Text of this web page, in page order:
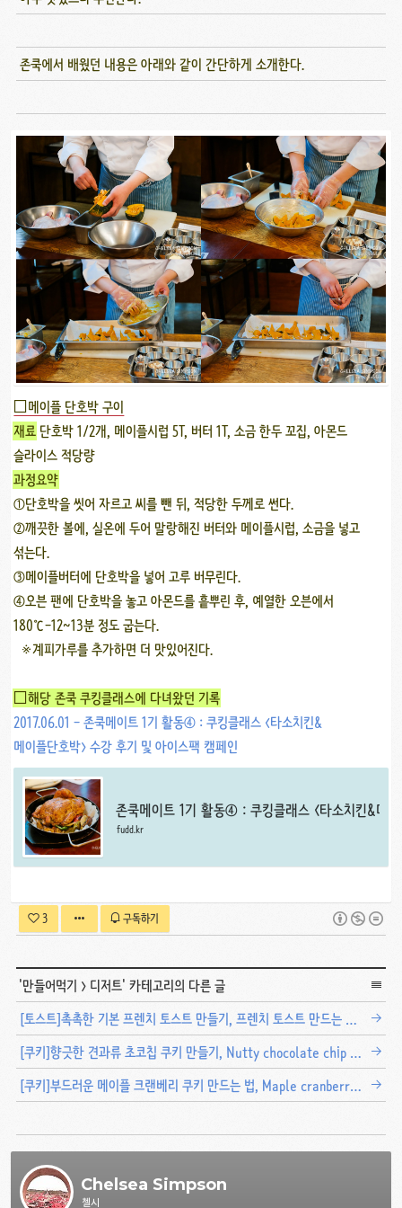
존쿡에서 배웠던 내용은 아래와 같이 간단하게 소개한다.
□메이플 단호박 구이
재료 단호박 1/2개, 메이플시럽 5T, 버터 1T, 소금 한두 꼬집, 아몬드
슬라이스 적당량
과정요약
①단호박을 씻어 자르고 씨를 뺀 뒤, 적당한 두께로 썬다.
②깨끗한 볼에, 실온에 두어 말랑해진 버터와 메이플시럽, 소금을 넣고
섞는다.
③메이플버터에 단호박을 넣어 고루 버무린다.
④오븐 팬에 단호박을 놓고 아몬드를 흩뿌린 후, 예열한 오븐에서
180℃-12~13분 정도 굽는다.
※계피가루를 추가하면 더 맛있어진다.
□해당 존쿡 쿠킹클래스에 다녀왔던 기록
2017.06.01 - 존쿡메이트 1기 활동④ : 쿠킹클래스 <타소치킨&
메이플단호박> 수강 후기 및 아이스팩 캠페인
존쿡메이트 1기 활동④ : 쿠킹클래스 <타소치킨&메
fudd.kr
3 구독하기
'만들어먹기 > 디저트' 카테고리의 다른 글
[토스트]촉촉한 기본 프렌치 토스트 만들기, 프렌치 토스트 만드는 법 How to make easy and basic French toast
[쿠키]향긋한 견과류 초코칩 쿠키 만들기, Nutty chocolate chip cookies recipe
[쿠키]부드러운 메이플 크랜베리 쿠키 만드는 법, Maple cranberry cookies recipe
Chelsea Simpson
첼시